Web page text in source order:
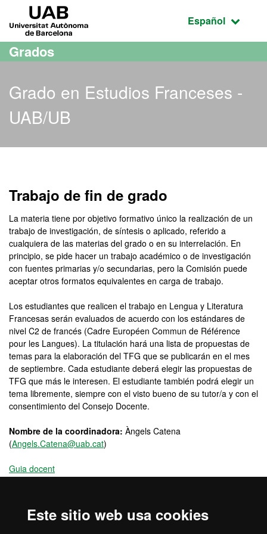
Este sitio web usa cookies
Acceso al contenido principal
Acceso a la navegación de la página
Idioma
Español
Grados
Grado en Estudios Franceses -
UAB/UB
Trabajo de fin de grado
La materia tiene por objetivo formativo único la realización de un
trabajo de investigación, de síntesis o aplicado, referido a
cualquiera de las materias del grado o en su interrelación. En
principio, se pide hacer un trabajo académico o de investigación
con fuentes primarias y/o secundarias, pero la Comisión puede
aceptar otros formatos equivalentes en carga de trabajo.
Los estudiantes que realicen el trabajo en Lengua y Literatura
Francesas serán evaluados de acuerdo con los estándares de
nivel C2 de francés (Cadre Européen Commun de Référence
pour les Langues). La titulación hará una lista de propuestas de
temas para la elaboración del TFG que se publicarán en el mes
de septiembre. Cada estudiante deberá elegir las propuestas de
TFG que más le interesen. El estudiante también podrá elegir un
tema libremente, siempre con el visto bueno de su tutor/a y con el
consentimiento del Consejo Docente.
Nombre de la coordinadora: Àngels Catena
(Angels.Catena@uab.cat)
Guia docent
· Podéis consultar los TFG de la Facultad de Filosofía y Letras